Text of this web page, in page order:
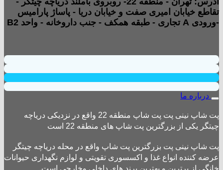
تقاطع خیابان امیری صفت و خیابان دریا - پاساژ پارامیس
-ورودی A تجاری - طبقه همکف - جنب داروخانه - واحد B2
درباره ما
پت شاپ نینی پت پت شاپ منطقه 22 واقع در نزدیکی دریاچه
چیتگر یکی از بزرگترین پت شاپ های منطقه 22 است
پت شاپ نینی پت بزرگترین پت شاپ واقع در محله دریاچه چیتگر
عرضه کننده انواع غذا و اکسسوری تقویتی و لوازم نگهداری حیوانات
خانگی از برترین و بهترین برند های داخلی وخارجی است.